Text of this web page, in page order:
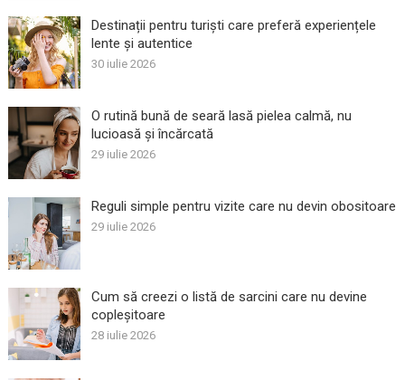
Destinații pentru turiști care preferă experiențele
lente și autentice
30 iulie 2026
O rutină bună de seară lasă pielea calmă, nu
lucioasă și încărcată
29 iulie 2026
Reguli simple pentru vizite care nu devin obositoare
29 iulie 2026
Cum să creezi o listă de sarcini care nu devine
copleșitoare
28 iulie 2026